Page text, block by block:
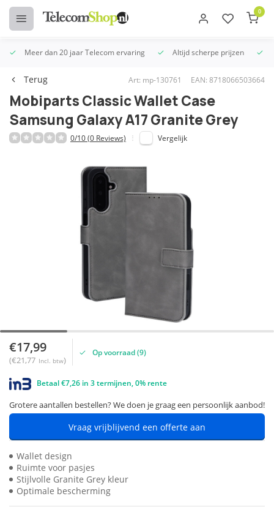
0
Meer dan 20 jaar Telecom ervaring Altijd scherpe prijzen
Terug Art: mp-130761 EAN: 8718066503664
Mobiparts Classic Wallet Case
Samsung Galaxy A17 Granite Grey
0/10 (0 Reviews) Vergelijk
€17,99
(€21,77 Incl. btw)
Op voorraad (9)
Betaal €7,26 in 3 termijnen, 0% rente
Grotere aantallen bestellen? We doen je graag een persoonlijk aanbod!
Vraag vrijblijvend een offerte aan
Wallet design
Ruimte voor pasjes
Stijlvolle Granite Grey kleur
Optimale bescherming